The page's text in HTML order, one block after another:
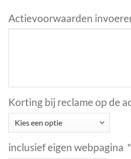
Actievoorwaarden
Korting bij reclame op de
inclusief eigen webpagina *